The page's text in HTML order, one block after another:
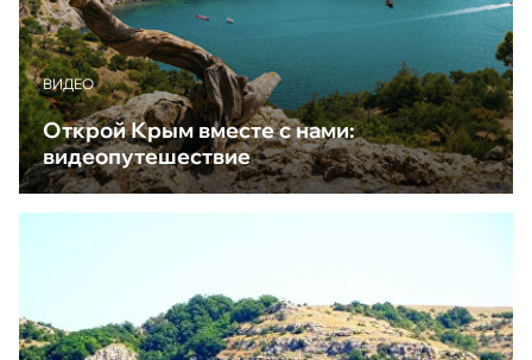
ВИДЕО
Открой Крым вместе с нами:
видеопутешествие